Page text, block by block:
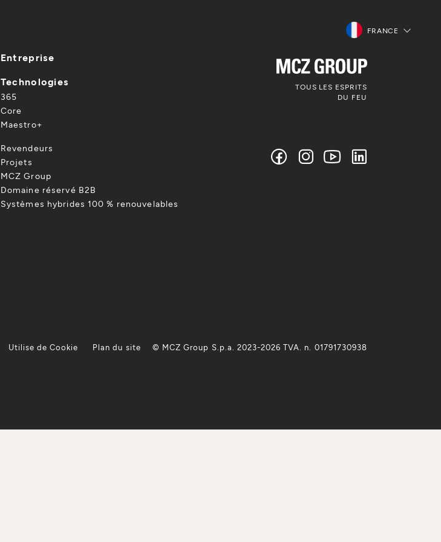
FRANCE
Entreprise
Technologies
365
Core
Maestro+
Revendeurs
Projets
MCZ Group
Domaine réservé B2B
Systèmes hybrides 100 % renouvelables
TOUS LES ESPRITS
DU FEU
Utilise de Cookie Plan du site © MCZ Group S.p.a. 2023-2026 TVA. n. 01791730938